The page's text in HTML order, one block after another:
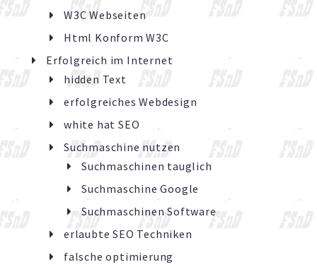
W3C Webseiten
Html Konform W3C
Erfolgreich im Internet
hidden Text
erfolgreiches Webdesign
white hat SEO
Suchmaschine nutzen
Suchmaschinen tauglich
Suchmaschine Google
Suchmaschinen Software
erlaubte SEO Techniken
falsche optimierung